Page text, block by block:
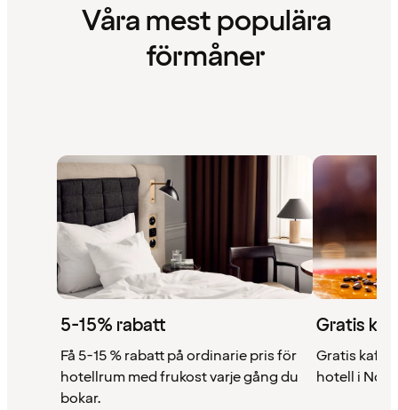
Våra mest populära
förmåner
5-15% rabatt
Få 5-15 % rabatt på ordinarie pris för
hotellrum med frukost varje gång du
bokar.
Gratis
Gratis kaffe
hotell i